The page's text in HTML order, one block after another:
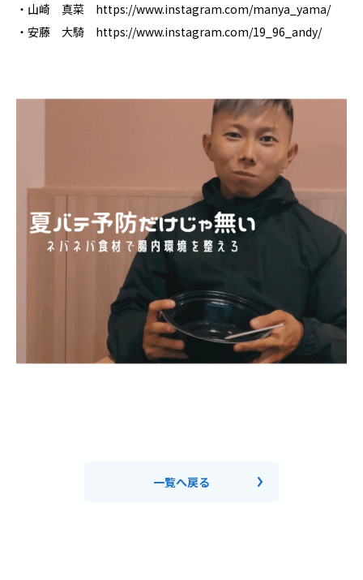
・山崎 真菜 https://www.instagram.com/manya_yama/
・安藤 大騎 https://www.instagram.com/19_96_andy/
一覧へ戻る